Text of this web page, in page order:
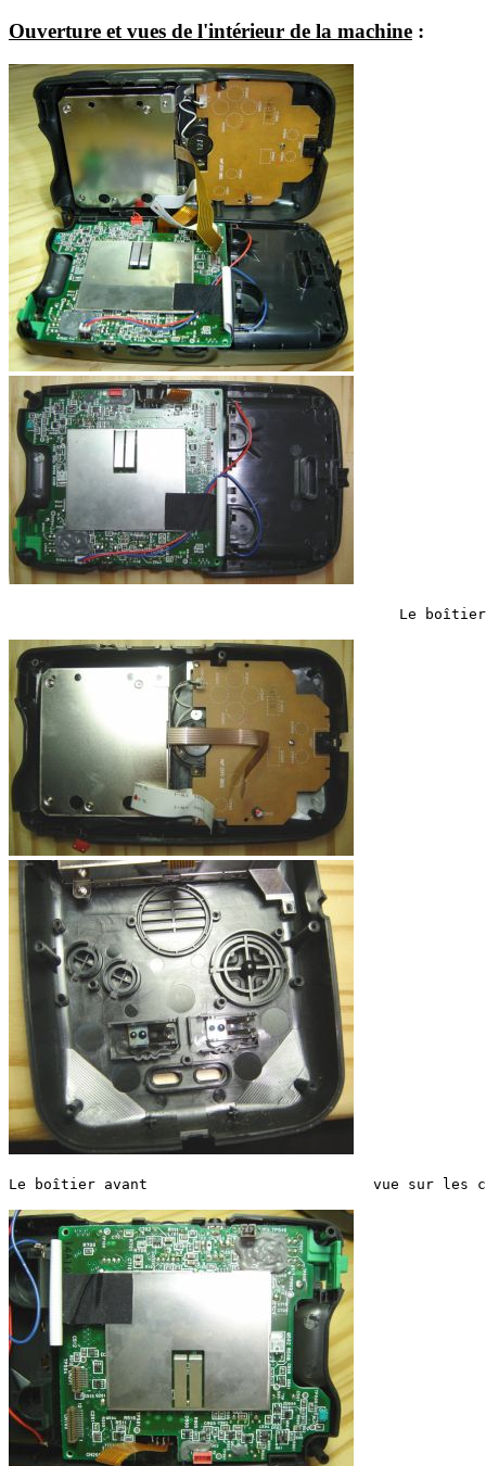
Ouverture et vues de l'intérieur de la machine :
Le
Le boîtier avant                          vue sur les